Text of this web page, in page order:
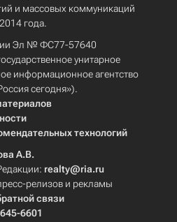
и массовых коммуникаций
года.
Эл № ФС77-57640
унитарное
информационное агентство
сегодня»).
технологий
А.В.
realty@ria.ru
релизов и рекламы
связи
6601